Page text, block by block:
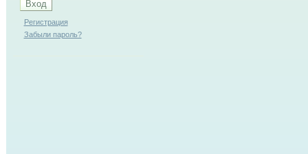
Регистрация
Забыли пароль?